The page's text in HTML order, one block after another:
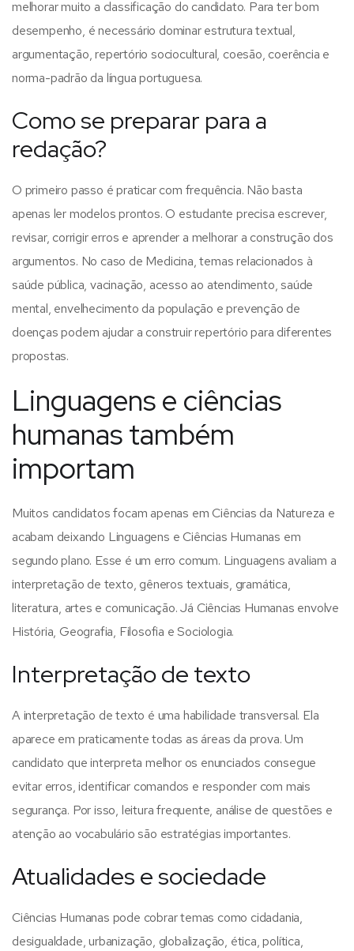
melhorar muito a classificação do candidato. Para ter bom
desempenho, é necessário dominar estrutura textual,
argumentação, repertório sociocultural, coesão, coerência e
norma-padrão da língua portuguesa.
Como se preparar para a
redação?
O primeiro passo é praticar com frequência. Não basta
apenas ler modelos prontos. O estudante precisa escrever,
revisar, corrigir erros e aprender a melhorar a construção dos
argumentos. No caso de Medicina, temas relacionados à
saúde pública, vacinação, acesso ao atendimento, saúde
mental, envelhecimento da população e prevenção de
doenças podem ajudar a construir repertório para diferentes
propostas.
Linguagens e ciências
humanas também
importam
Muitos candidatos focam apenas em Ciências da Natureza e
acabam deixando Linguagens e Ciências Humanas em
segundo plano. Esse é um erro comum. Linguagens avaliam a
interpretação de texto, gêneros textuais, gramática,
literatura, artes e comunicação. Já Ciências Humanas envolve
História, Geografia, Filosofia e Sociologia.
Interpretação de texto
A interpretação de texto é uma habilidade transversal. Ela
aparece em praticamente todas as áreas da prova. Um
candidato que interpreta melhor os enunciados consegue
evitar erros, identificar comandos e responder com mais
segurança. Por isso, leitura frequente, análise de questões e
atenção ao vocabulário são estratégias importantes.
Atualidades e sociedade
Ciências Humanas pode cobrar temas como cidadania,
desigualdade, urbanização, globalização, ética, política,